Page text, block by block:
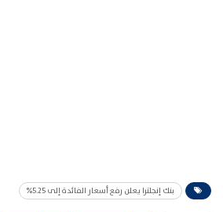
بنك إنجلترا يعلن رفع أسعار الفائدة إلى 5.25%